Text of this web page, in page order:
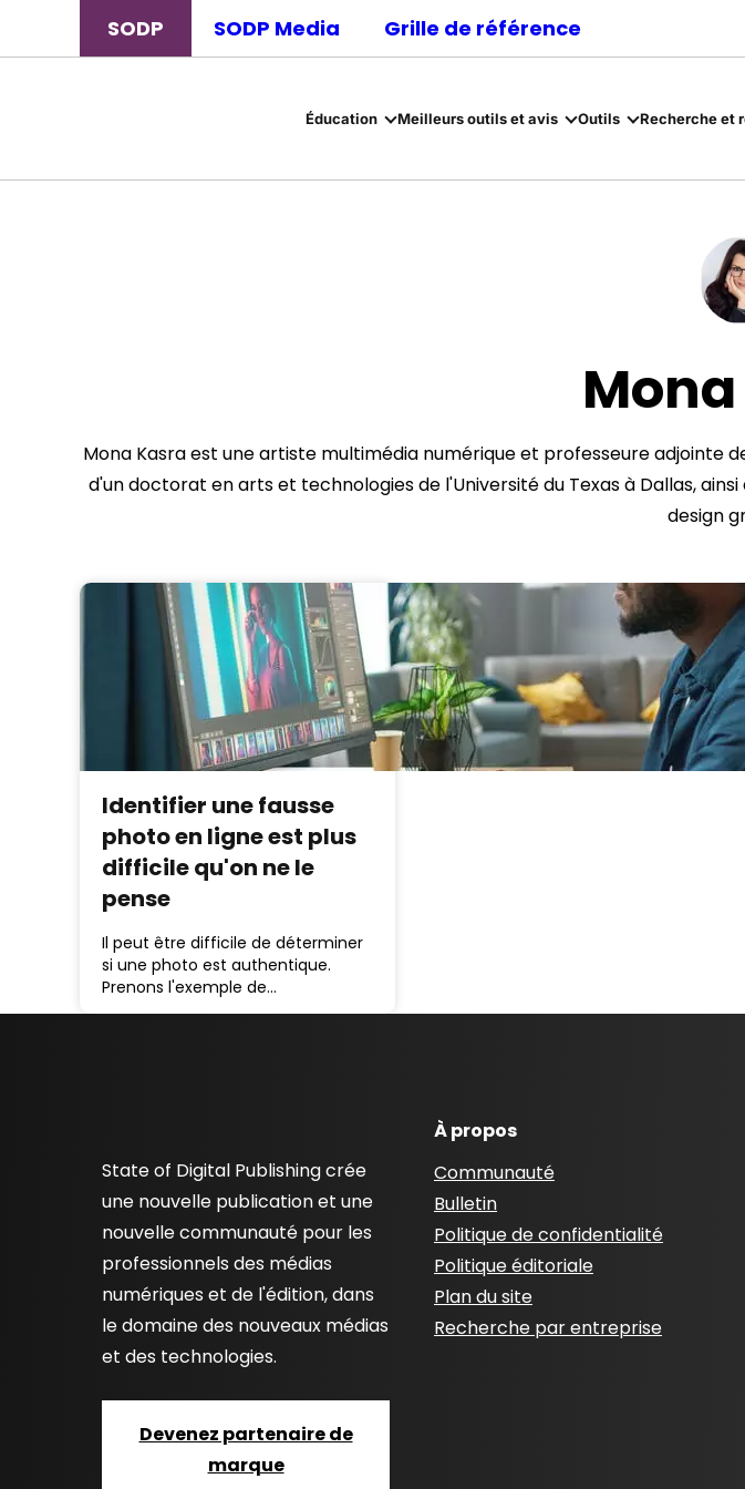
SODP SODP Media Grille de référence
Éducation Meilleurs outils et avis Outils Recherche et
Mona Kasra est une artiste multimédia numérique et professeure adjointe
d'un doctorat en arts et technologies de l'Université du Texas à Dallas,
design
Identifier une fausse
photo en ligne est plus
difficile qu'on ne le
pense
Il peut être difficile de déterminer
si une photo est authentique.
Prenons l'exemple de…
State of Digital Publishing crée
une nouvelle publication et une
nouvelle communauté pour les
professionnels des médias
numériques et de l'édition, dans
le domaine des nouveaux médias
et des technologies.
Devenez partenaire de
marque
À propos
Communauté
Bulletin
Politique de confidentialité
Politique éditoriale
Plan du site
Recherche par entreprise